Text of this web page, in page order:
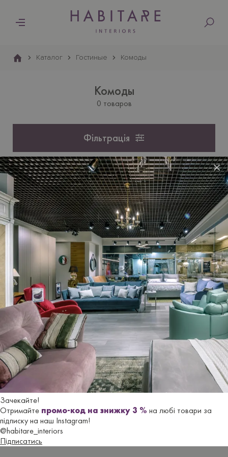
Зачекайте!
Отримайте промо-код на знижку 3 % на любі товари за
підписку на наш Instagram!
@habitare_interiors
Підписатись
×
Основна
Каталог Гостиные Комоды
Комоды
0 товаров
Фільтрація
Сортировать по:
Цене
Популярностью
Раздел находится на этапе наполнения.
+38 068 825 44 35
г. Одеса, ТВК «МегаДом»,